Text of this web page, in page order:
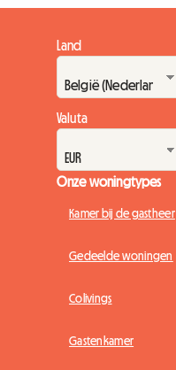
Land
Valuta
Onze woningtypes
Kamer bij de gastheer
Gedeelde woningen
Colivings
Gastenkamer